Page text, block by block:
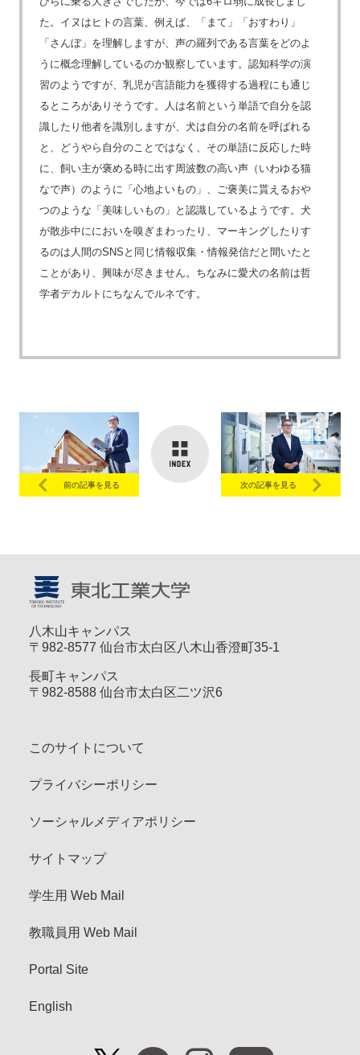
た。イヌはヒトの言葉、例えば、「まて」「おすわり」
「さんぼ」を理解しますが、声の羅列である言葉をどのよ
うに概念理解しているのか観察しています。認知科学の演
習のようですが、乳児が言語能力を獲得する過程にも通じ
るところがありそうです。人は名前という単語で自分を認
識したり他者を識別しますが、犬は自分の名前を呼ばれる
と、どうやら自分のことではなく、その単語に反応した時
に、飼い主が褒める時に出す周波数の高い声（いわゆる猫
なで声）のように「心地よいもの」、ご褒美に貰えるおや
つのような「美味しいもの」と認識しているようです。犬
が散歩中ににおいを嗅ぎまわったり、マーキングしたりす
るのは人間のSNSと同じ情報収集・情報発信だと間いたと
ことがあり、興味が尽きません。ちなみに愛犬の名前は哲
学者デカルトにちなんでルネです。
前の記事を見る 次の記事を見る
八木山キャンパス
〒982-8577 仙台市太白区八木山香澄町35-1
長町キャンパス
〒982-8588 仙台市太白区二ツ沢6
このサイトについて
プライバシーポリシー
ソーシャルメディアポリシー
サイトマップ
学生用 Web Mail
教職員用 Web Mail
Portal Site
English